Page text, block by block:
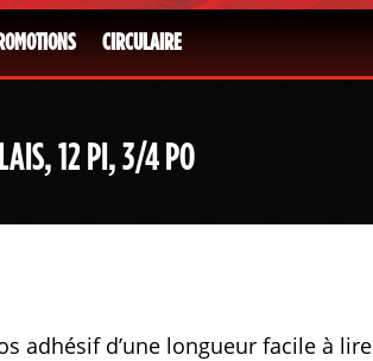
CIRCULAIRE
12 PI, 3/4 PO
adhésif d’une longueur facile à lire